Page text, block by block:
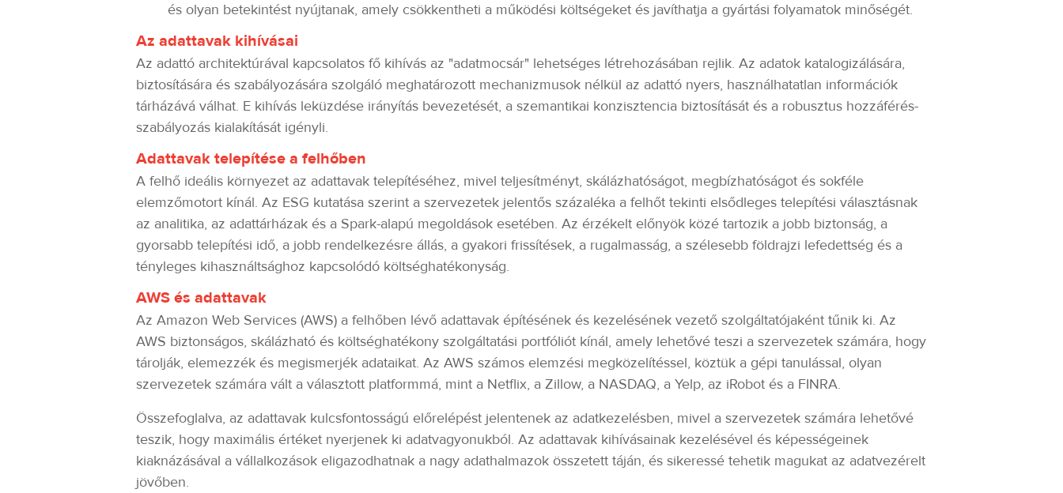
és olyan betekintést nyújtanak, amely csökkentheti a működési költségeket és javíthatja a gyártási folyamatok minőségét.
Az adattavak kihívásai
Az adattó architektúrával kapcsolatos fő kihívás az "adatmocsár" lehetséges létrehozásában rejlik. Az adatok katalogizálására,
biztosítására és szabályozására szolgáló meghatározott mechanizmusok nélkül az adattó nyers, használhatatlan információk
tárházává válhat. E kihívás leküzdése irányítás bevezetését, a szemantikai konzisztencia biztosítását és a robusztus hozzáférés-
szabályozás kialakítását igényli.
Adattavak telepítése a felhőben
A felhő ideális környezet az adattavak telepítéséhez, mivel teljesítményt, skálázhatóságot, megbízhatóságot és sokféle
elemzőmotort kínál. Az ESG kutatása szerint a szervezetek jelentős százaléka a felhőt tekinti elsődleges telepítési választásnak
az analitika, az adattárházak és a Spark-alapú megoldások esetében. Az érzékelt előnyök közé tartozik a jobb biztonság, a
gyorsabb telepítési idő, a jobb rendelkezésre állás, a gyakori frissítések, a rugalmasság, a szélesebb földrajzi lefedettség és a
tényleges kihasználtsághoz kapcsolódó költséghatékonyság.
AWS és adattavak
Az Amazon Web Services (AWS) a felhőben lévő adattavak építésének és kezelésének vezető szolgáltatójaként tűnik ki. Az
AWS biztonságos, skálázható és költséghatékony szolgáltatási portfóliót kínál, amely lehetővé teszi a szervezetek számára, hogy
tárolják, elemezzék és megismerjék adataikat. Az AWS számos elemzési megközelítéssel, köztük a gépi tanulással, olyan
szervezetek számára vált a választott platformmá, mint a Netflix, a Zillow, a NASDAQ, a Yelp, az iRobot és a FINRA.
Összefoglalva, az adattavak kulcsfontosságú előrelépést jelentenek az adatkezelésben, mivel a szervezetek számára lehetővé
teszik, hogy maximális értéket nyerjenek ki adatvagyonukból. Az adattavak kihívásainak kezelésével és képességeinek
kiaknázásával a vállalkozások eligazodhatnak a nagy adathalmazok összetett táján, és sikeressé tehetik magukat az adatvezérelt
jövőben.